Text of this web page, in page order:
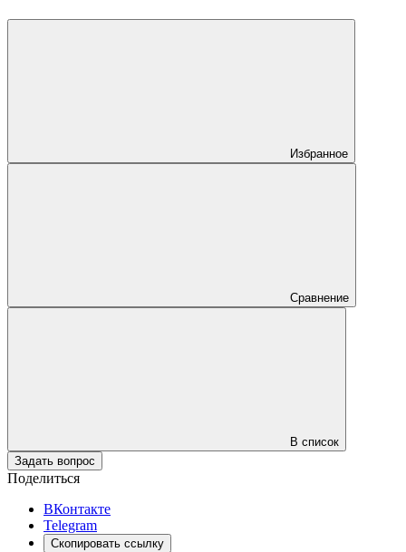
Избранное
Сравнение
В список
Задать вопрос
Поделиться
ВКонтакте
Telegram
Скопировать ссылку